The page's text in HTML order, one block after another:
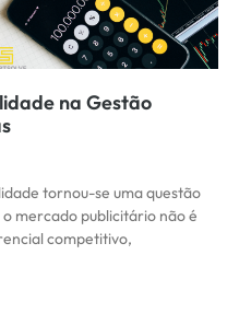
na Gestão
tornou-se uma questão
mercado publicitário não é
competitivo,